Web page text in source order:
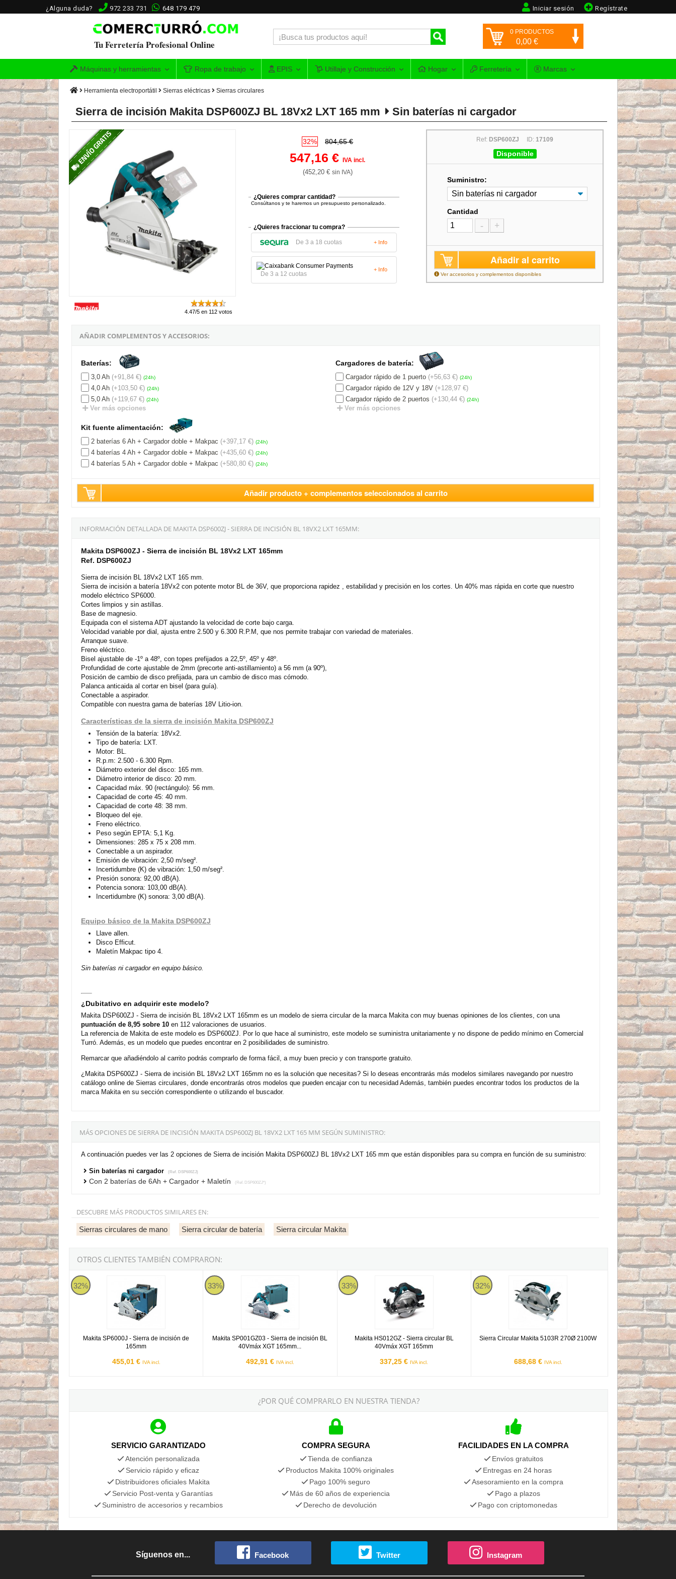
¿Alguna duda? 972 233 731 648 179 479 Regístrate
Iniciar sesión
Tu Ferretería Profesional Online
0 PRODUCTOS
0,00 €
Máquinas y herramientas Ropa de trabajo EPIS Utillaje y Construcción Hogar Ferretería Marcas
Herramienta electroportátil Sierras eléctricas Sierras circulares
Sierra de incisión Makita DSP600ZJ BL 18Vx2 LXT 165 mm Sin baterías ni cargador
4.47/5 en 112 votos
32% 804,65 €
547,16 €IVA incl.
(452,20 € sin IVA)
¿Quieres comprar cantidad?
Consúltanos y te haremos un presupuesto personalizado.
¿Quieres fraccionar tu compra?
De 3 a 18 cuotas + Info
De 3 a 12 cuotas
+ Info
Ref: DSP600ZJ ID:17109
Disponible
Suministro:
Cantidad
- +
Añadir al carrito
Ver accesorios y complementos disponibles
AÑADIR COMPLEMENTOS Y ACCESORIOS:
Baterías:
3,0 Ah (+91,84 €) (24h)
4,0 Ah (+103,50 €) (24h)
5,0 Ah (+119,67 €) (24h)
Ver más opciones
Cargadores de batería:
Cargador rápido de 1 puerto (+56,63 €) (24h)
Cargador rápido de 12V y 18V (+128,97 €)
Cargador rápido de 2 puertos (+130,44 €) (24h)
Ver más opciones
Kit fuente alimentación:
2 baterías 6 Ah + Cargador doble + Makpac (+397,17 €) (24h)
4 baterías 4 Ah + Cargador doble + Makpac (+435,60 €) (24h)
4 baterías 5 Ah + Cargador doble + Makpac (+580,80 €) (24h)
Añadir producto + complementos seleccionados al carrito
INFORMACIÓN DETALLADA DE MAKITA DSP600ZJ - SIERRA DE INCISIÓN BL 18VX2 LXT 165MM:
Makita DSP600ZJ - Sierra de incisión BL 18Vx2 LXT 165mm
Ref. DSP600ZJ
Sierra de incisión BL 18Vx2 LXT 165 mm.
Sierra de incisión a batería 18Vx2 con potente motor BL de 36V, que proporciona rapidez , estabilidad y precisión en los cortes. Un 40% mas rápida en corte que nuestro
modelo eléctrico SP6000.
Cortes limpios y sin astillas.
Base de magnesio.
Equipada con el sistema ADT ajustando la velocidad de corte bajo carga.
Velocidad variable por dial, ajusta entre 2.500 y 6.300 R.P.M, que nos permite trabajar con variedad de materiales.
Arranque suave.
Freno eléctrico.
Bisel ajustable de -1º a 48º, con topes prefijados a 22,5º, 45º y 48º.
Profundidad de corte ajustable de 2mm (precorte anti-astillamiento) a 56 mm (a 90º),
Posición de cambio de disco prefijada, para un cambio de disco mas cómodo.
Palanca anticaida al cortar en bisel (para guía).
Conectable a aspirador.
Compatible con nuestra gama de baterías 18V Litio-ion.
Características de la sierra de incisión Makita DSP600ZJ
Tensión de la batería: 18Vx2.
Tipo de batería: LXT.
Motor: BL.
R.p.m: 2.500 - 6.300 Rpm.
Diámetro exterior del disco: 165 mm.
Diámetro interior de disco: 20 mm.
Capacidad máx. 90 (rectángulo): 56 mm.
Capacidad de corte 45: 40 mm.
Capacidad de corte 48: 38 mm.
Bloqueo del eje.
Freno eléctrico.
Peso según EPTA: 5,1 Kg.
Dimensiones: 285 x 75 x 208 mm.
Conectable a un aspirador.
Emisión de vibración: 2,50 m/seg².
Incertidumbre (K) de vibración: 1,50 m/seg².
Presión sonora: 92,00 dB(A).
Potencia sonora: 103,00 dB(A).
Incertidumbre (K) sonora: 3,00 dB(A).
Equipo básico de la Makita DSP600ZJ
Llave allen.
Disco Efficut.
Maletín Makpac tipo 4.
Sin baterías ni cargador en equipo básico.
¿Dubitativo en adquirir este modelo?
Makita DSP600ZJ - Sierra de incisión BL 18Vx2 LXT 165mm es un modelo de sierra circular de la marca Makita con muy buenas opiniones de los clientes, con una
puntuación de 8,95 sobre 10 en 112 valoraciones de usuarios.
La referencia de Makita de este modelo es DSP600ZJ. Por lo que hace al suministro, este modelo se suministra unitariamente y no dispone de pedido mínimo en Comercial
Turró. Además, es un modelo que puedes encontrar en 2 posibilidades de suministro.
Remarcar que añadiéndolo al carrito podrás comprarlo de forma fácil, a muy buen precio y con transporte gratuito.
¿Makita DSP600ZJ - Sierra de incisión BL 18Vx2 LXT 165mm no es la solución que necesitas? Si lo deseas encontrarás más modelos similares navegando por nuestro
catálogo online de Sierras circulares, donde encontrarás otros modelos que pueden encajar con tu necesidad Además, también puedes encontrar todos los productos de la
marca Makita en su sección correspondiente o utilizando el buscador.
MÁS OPCIONES DE SIERRA DE INCISIÓN MAKITA DSP600ZJ BL 18VX2 LXT 165 MM SEGÚN SUMINISTRO:
A continuación puedes ver las 2 opciones de Sierra de incisión Makita DSP600ZJ BL 18Vx2 LXT 165 mm que están disponibles para su compra en función de su suministro:
Sin baterías ni cargador (Ref. DSP600ZJ)
Con 2 baterías de 6Ah + Cargador + Maletín (Ref. DSP600ZJ*)
DESCUBRE MÁS PRODUCTOS SIMILARES EN:
Sierras circulares de mano Sierra circular de batería Sierra circular Makita
OTROS CLIENTES TAMBIÉN COMPRARON:
32%
Makita SP6000J - Sierra de incisión de
165mm
455,01 € IVA incl.
Makita SP6000J - Sierra de incisión de 165mm
33%
Makita SP001GZ03 - Sierra de incisión BL
40Vmáx XGT 165mm...
492,91 € IVA incl.
Makita SP001GZ03 - Sierra de incisión BL 40Vmáx XGT 165mm AWS
33%
Makita HS012GZ - Sierra circular BL
40Vmáx XGT 165mm
337,25 € IVA incl.
Makita HS012GZ
32%
Sierra Circular Makita 5103R 270Ø 2100W
688,68 € IVA incl.
Sierra Circular Makita 5103R 270Ø 2100W
¿POR QUÉ COMPRARLO EN NUESTRA TIENDA?
SERVICIO GARANTIZADO
Atención personalizada
Servicio rápido y eficaz
Distribuidores oficiales Makita
Servicio Post-venta y Garantías
Suministro de accesorios y recambios
COMPRA SEGURA
Tienda de confianza
Productos Makita 100% originales
Pago 100% seguro
Más de 60 años de experiencia
Derecho de devolución
FACILIDADES EN LA COMPRA
Envíos gratuitos
Entregas en 24 horas
Asesoramiento en la compra
Pago a plazos
Pago con criptomonedas
Síguenos en... Facebook Twitter Instagram